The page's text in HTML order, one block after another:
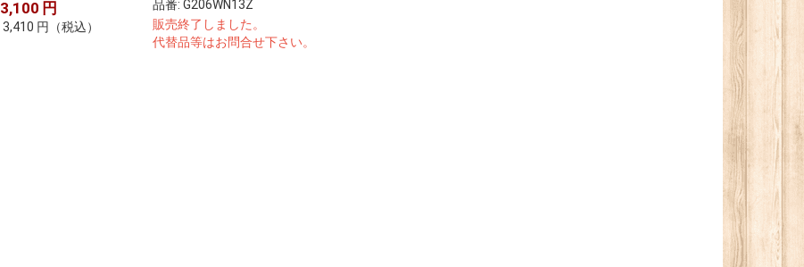
3,100 円
3,410 円 （税込）
品番: G206WN13Z
販売終了しました。
代替品等はお問合せ下さい。